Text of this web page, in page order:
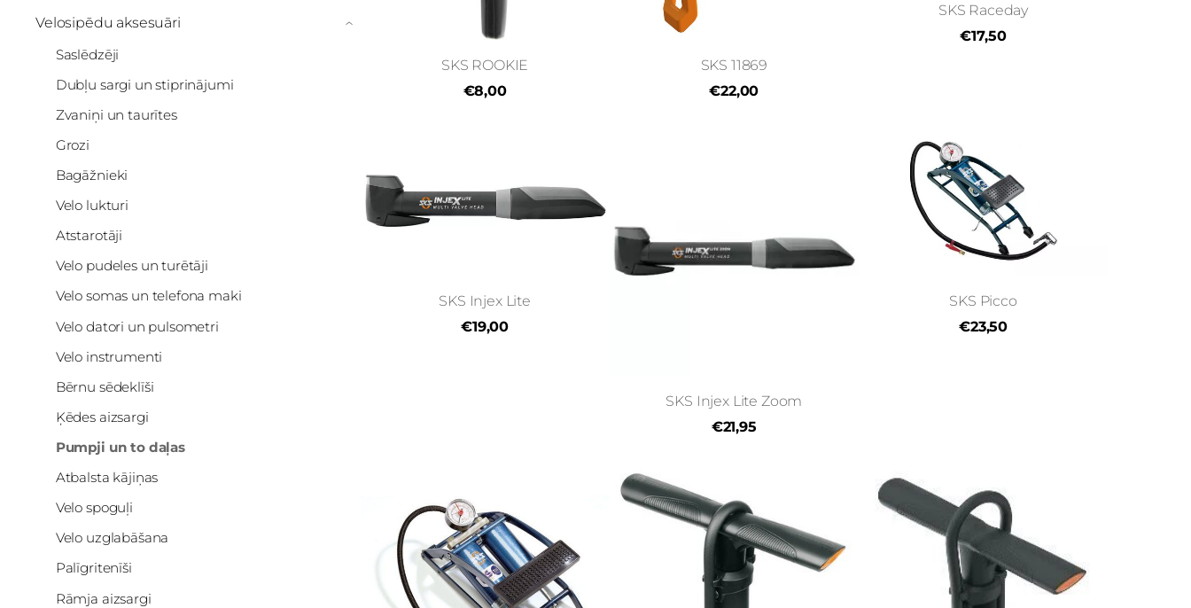
Velosipēdu aksesuāri
Saslēdzēji
Dubļu sargi un stiprinājumi
Zvaniņi un taurītes
Grozi
Bagāžnieki
Velo lukturi
Atstarotāji
Velo pudeles un turētāji
Velo somas un telefona maki
Velo datori un pulsometri
Velo instrumenti
Bērnu sēdeklīši
Ķēdes aizsargi
Pumpji un to daļas
Atbalsta kājiņas
Velo spoguļi
Velo uzglabāšana
Palīgritenīši
Rāmja aizsargi
›
SKS ROOKIE
€8,00
SKS 11869
€22,00
SKS Raceday
€17,50
SKS Injex Lite
€19,00
SKS Injex Lite Zoom
€21,95
SKS Picco
€23,50